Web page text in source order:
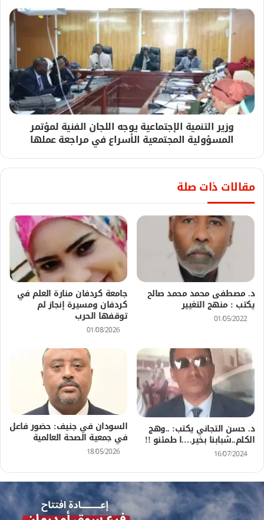
وزير التنمية الإجتماعية يوجه اللجان الفنية لمؤتمر
المسؤولية المجتمعية الأسراع في مراجعة عملها
مقالات ذات صلة
د. مصطفى محمد محمد صالح
يكتب : منهج التغيير
01/05/2022
جامعة كردفان منارة العلم في
كردفان ومسيرة إنجاز لم
توقفها الحرب
01/08/2026
د. حسن التجاني يكتب: ..وهج
الكلم..شبابنا بخير….ا طمئنو !!
16/07/2024
السودان في جنيف: حضور فاعل
في جمعية الصحة العالمية
18/05/2026